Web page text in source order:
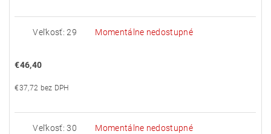
Veľkosť: 29 Momentálne nedostupné
€46,40
€37,72 bez DPH
Veľkosť: 30 Momentálne nedostupné